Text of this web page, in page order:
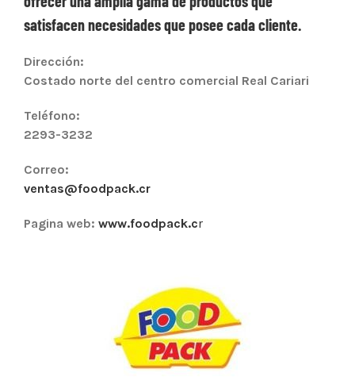
satisfacen necesidades que posee cada cliente.
Dirección:
Costado norte del centro comercial Real Cariari
Teléfono:
2293-3232
Correo:
ventas@foodpack.cr
Pagina web: www.foodpack.cr